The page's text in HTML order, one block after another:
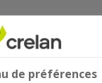
de préférences